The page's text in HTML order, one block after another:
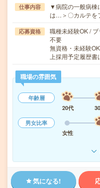
仕事内容
▼病院の一般病棟
は…＞〇カルテを
応募資格
職種未経験OK /
不要
無資格・未経験
上採用予定履歴
職場の雰囲気
年齢層
20代
男女比率
女性
気になる!